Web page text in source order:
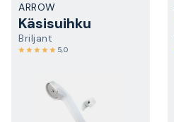
ARROW
Käsisuihku
Briljant
5,0